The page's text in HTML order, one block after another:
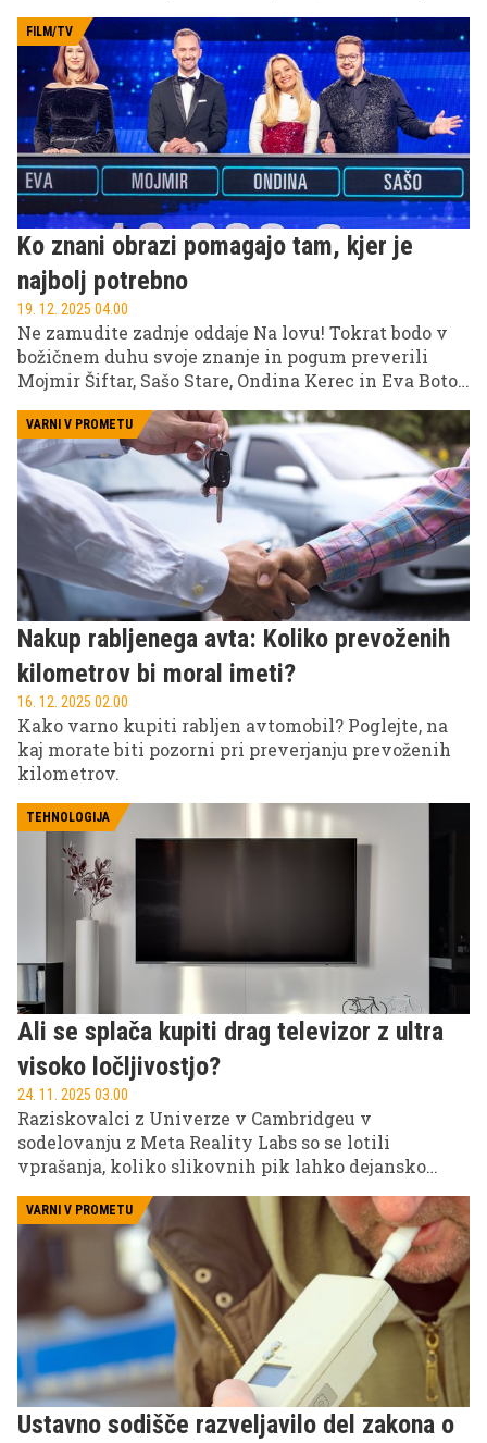
FILM/TV
Ko znani obrazi pomagajo tam, kjer je
najbolj potrebno
19. 12. 2025 04.00
Ne zamudite zadnje oddaje Na lovu! Tokrat bodo v
božičnem duhu svoje znanje in pogum preverili
Mojmir Šiftar, Sašo Stare, Ondina Kerec in Eva Boto,
VARNI V PROMETU
Nakup rabljenega avta: Koliko prevoženih
kilometrov bi moral imeti?
16. 12. 2025 02.00
Kako varno kupiti rabljen avtomobil? Poglejte, na
kaj morate biti pozorni pri preverjanju prevoženih
kilometrov.
TEHNOLOGIJA
Ali se splača kupiti drag televizor z ultra
visoko ločljivostjo?
24. 11. 2025 03.00
Raziskovalci z Univerze v Cambridgeu v
sodelovanju z Meta Reality Labs so se lotili
vprašanja, koliko slikovnih pik lahko dejansko
zazna človeško oko – in ali se splača kupiti drag
televizor z ultra visoko ločljivostjo.
VARNI V PROMETU
Ustavno sodišče razveljavilo del zakona o